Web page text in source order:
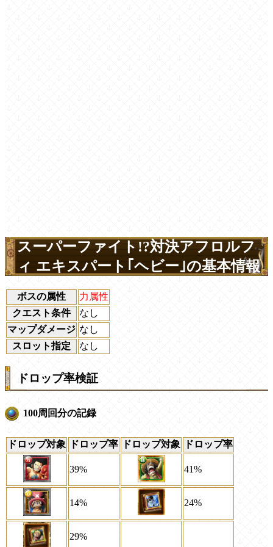
スーパーファイト!?対決アフロルフ
ィ エキスパート｢ヘビー｣の基本情報
ボスの属性
力属性
クエスト条件
なし
マップダメージ なし
スロット指定
なし
ドロップ率検証
100周回分の記録
ドロップ対象 ドロップ率 ドロップ対象 ドロップ率
39% 41%
14% 24%
29%